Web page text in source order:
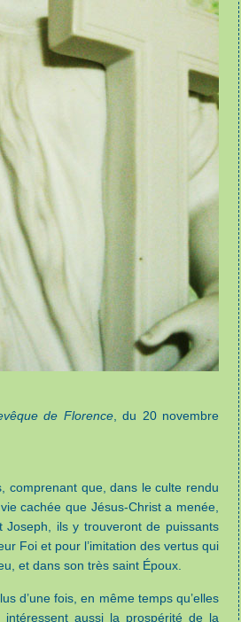
de Florence, du 20 novembre
comprenant que, dans le culte rendu
cachée que Jésus-Christ a menée,
ils y trouveront de puissants
Foi et pour l’imitation des vertus qui
et dans son très saint Époux.
d’une fois, en même temps qu’elles
aussi la prospérité de la